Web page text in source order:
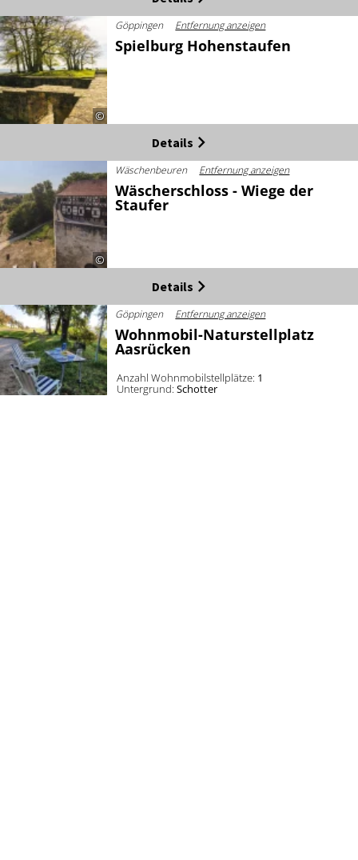
Solo se permite hacer fuego en las zonas oficiales
habilitadas para barbacoas. Es imprescindible
respetar los cierres locales de dichas zonas.
No está permitido utilizar barbacoas propias en el
bosque.
No aparques en prados secos y mantén los
caminos forestales libres en todo momento para
que puedan circular los vehículos de emergencia.
Si detectas un incendio, avisa inmediatamente a los
bomberos llamando al 112 e indica la ubicación con
la mayor precisión posible.
Muchas gracias por tu comportamiento responsable
y por tu contribución a la protección de nuestros
bosques.
©
Göppingen Entfernung anzeigen
Spielburg Hohenstaufen
Details
©
Wäschenbeuren Entfernung anzeigen
Wäscherschloss - Wiege der
Staufer
Details
Göppingen Entfernung anzeigen
Wohnmobil-Naturstellplatz
Aasrücken
Anzahl Wohnmobilstellplätze: 1
Untergrund:Schotter